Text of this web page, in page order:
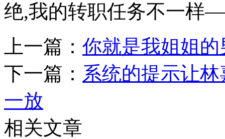
绝,我的转职任务不一样
上一篇： 你就是我姐姐的
下一篇： 系统的提示让
一放
相关文章